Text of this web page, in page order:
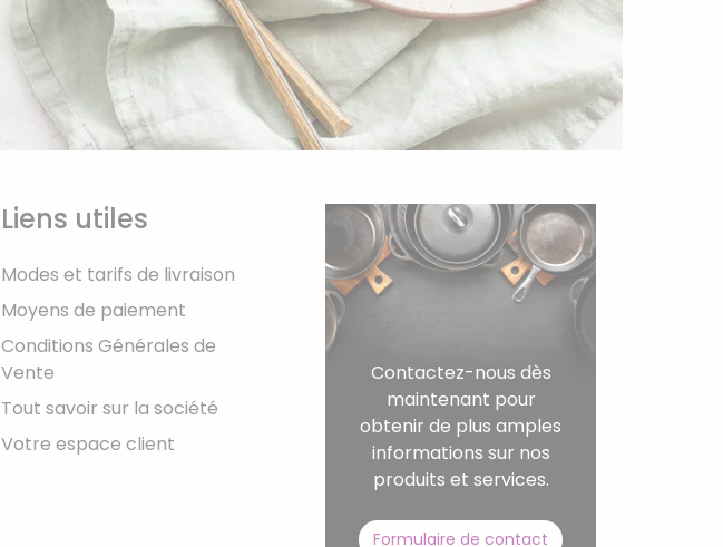
Liens utiles
Modes et tarifs de livraison
Moyens de paiement
Conditions Générales de
Vente
Tout savoir sur la société
Votre espace client
Contactez-nous dès
maintenant pour
obtenir de plus amples
informations sur nos
produits et services.
Formulaire de contact